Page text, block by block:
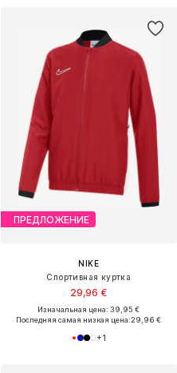
ПРЕДЛОЖЕНИЕ
NIKE
Спортивная куртка
29,96 €
Изначальная цена: 39,95 €
Последняя самая низкая цена:29,96 €
+1